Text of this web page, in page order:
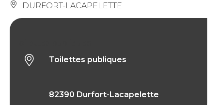
DURFORT-LACAPELETTE
Toilettes publiques
82390 Durfort-Lacapelette